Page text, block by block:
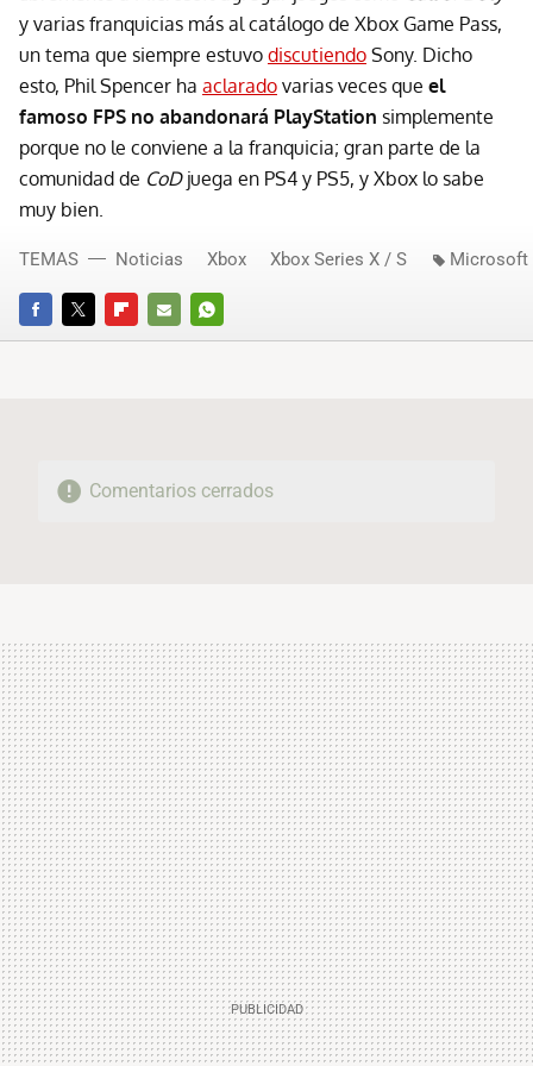
y varias franquicias más al catálogo de Xbox Game Pass,
un tema que siempre estuvo discutiendo Sony. Dicho
esto, Phil Spencer ha aclarado varias veces que el
famoso FPS no abandonará PlayStation simplemente
porque no le conviene a la franquicia; gran parte de la
comunidad de CoDjuega en PS4 y PS5, y Xbox lo sabe
muy bien.
FACEBOOKTWITTERFLIPBOARD
E-
WHATSAPP
TEMAS Noticias Xbox Xbox Series X / S Microsoft
Comentarios cerrados